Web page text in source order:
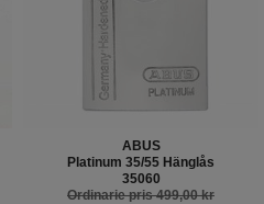
ABUS
Platinum 35/55 Hänglås
35060
Ordinarie pris 499,00 kr